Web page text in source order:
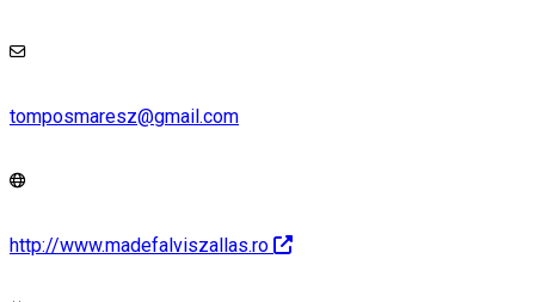
tomposmaresz@gmail.com
http://www.madefalviszallas.ro